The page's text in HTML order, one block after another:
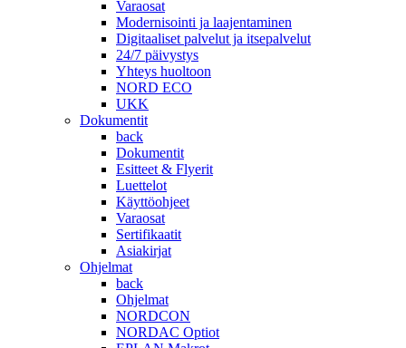
Varaosat
Modernisointi ja laajentaminen
Digitaaliset palvelut ja itsepalvelut
24/7 päivystys
Yhteys huoltoon
NORD ECO
UKK
Dokumentit
back
Dokumentit
Esitteet & Flyerit
Luettelot
Käyttöohjeet
Varaosat
Sertifikaatit
Asiakirjat
Ohjelmat
back
Ohjelmat
NORDCON
NORDAC Optiot